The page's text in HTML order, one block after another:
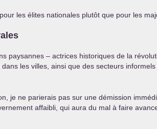
les élites nationales plutôt que pour les
paysannes – actrices historiques de la
les villes, ainsi que des secteurs
je ne parierais pas sur une démission
affaibli, qui aura du mal à faire